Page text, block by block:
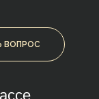
ВОПРОС